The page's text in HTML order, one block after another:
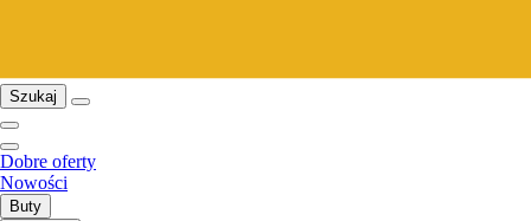
Szukaj
Dobre oferty
Nowości
Buty